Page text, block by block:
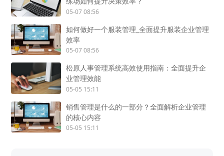
05-07 08:56
如何做好一个服装管理_全面提升服装企业管理
效率
05-07 08:56
松原人事管理系统高效使用指南：全面提升企
业管理效能
05-05 15:11
销售管理是什么的一部分？全面解析企业管理
的核心内容
05-05 15:11